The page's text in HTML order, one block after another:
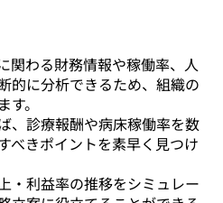
関わる財務情報や稼働率、人
的に分析できるため、組織の
。
、診療報酬や病床稼働率を数
べきポイントを素早く見つけ
・利益率の推移をシミュレー